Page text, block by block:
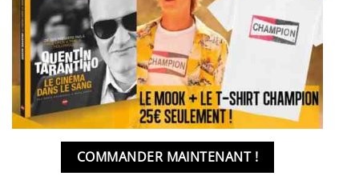
COMMANDER MAINTENANT !